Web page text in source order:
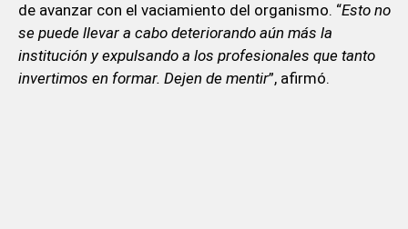
de avanzar con el vaciamiento del organismo. “Esto no
se puede llevar a cabo deteriorando aún más la
institución y expulsando a los profesionales que tanto
invertimos en formar. Dejen de mentir”, afirmó.